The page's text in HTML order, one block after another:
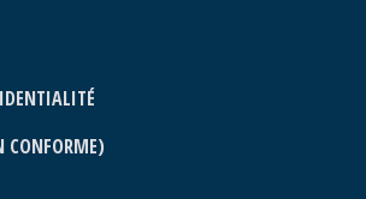
CONFORME)